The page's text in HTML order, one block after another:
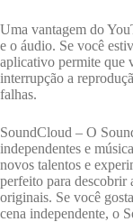
Uma vantagem do
e o áudio. Se você
aplicativo permite que
interrupção a
falhas.
SoundCloud – O
independentes e
novos talentos e
perfeito para descobrir
originais. Se você
cena independente, o